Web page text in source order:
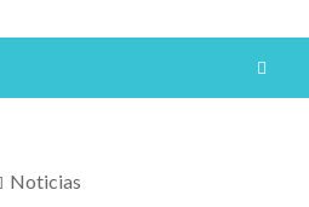
Noticias